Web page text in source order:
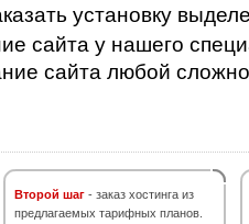
установку
сайта у нашего
сайта любой
Второй шаг - заказ хостинга из
предлагаемых тарифных планов.